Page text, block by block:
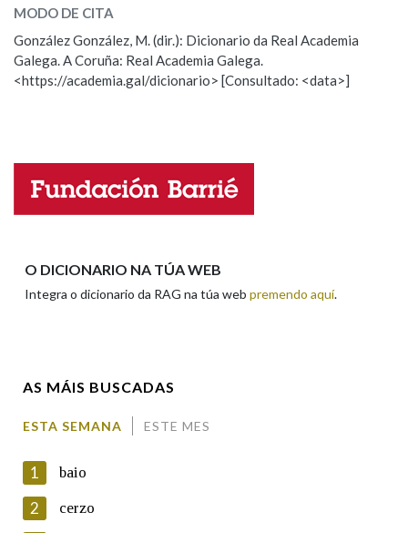
OUTRAS OPCIÓNS DE BUSCA
Marcas gramaticais
LIMPAR
ESCOLLE UNHA OPCIÓN:
Observación Hai un erro na palabra
Propoño mellorar a definición
Nome
MODO DE CITA
González González, M. (dir.): Dicionario da Real Academia
Galega. A Coruña: Real Academia Galega.
<https://academia.gal/dicionario> [Consultado: <data>]
O DICIONARIO NA TÚA WEB
Integra o dicionario da RAG na túa web premendo aquí.
AS MÁIS BUSCADAS
ESTA SEMANA ESTE MES
1 baio
2 cerzo